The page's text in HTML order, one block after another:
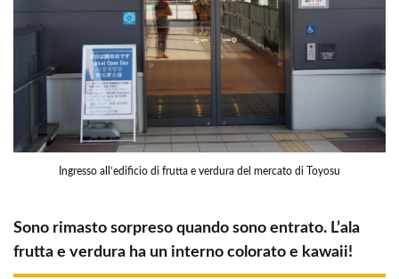
Ingresso all’edificio di frutta e verdura del mercato di Toyosu
Sono rimasto sorpreso quando sono entrato. L’ala
frutta e verdura ha un interno colorato e kawaii!